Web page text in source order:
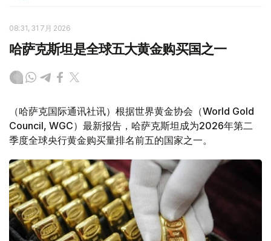
08:31, 31 7月 2026
哈萨克斯坦是全球五大黄金购买国之一
（哈萨克国际通讯社讯）根据世界黄金协会（World Gold
Council, WGC）最新报告，哈萨克斯坦成为2026年第二
季度全球央行黄金购买量排名前五的国家之一。